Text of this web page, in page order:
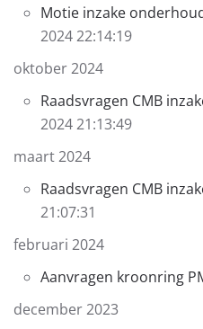
Motie inzake
2024 22:14:19
oktober 2024
Raadsvragen CMB
2024 21:13:49
maart 2024
Raadsvragen CMB
21:07:31
februari 2024
Aanvragen kroonring
december 2023